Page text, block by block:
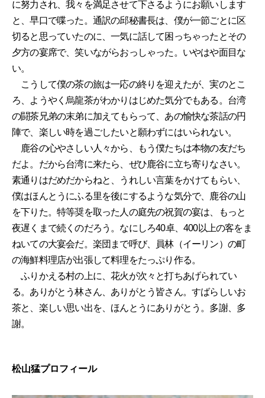
に努力され、我々を満足させて下さるようにお願いします
と、早口で喋った。通訳の邱秘書長は、僕が一節ごとに区
切ると思っていたのに、一気に話して困っちゃったとその
夕方の宴席で、笑いながらおっしゃった。いやはや面目な
い。
こうして僕の茶の旅は一応の終りを迎えたが、実のとこ
ろ、ようやく烏龍茶がわかりはじめた気分でもある。台湾
の闘茶兄弟の末弟に加えてもらって、あの愉快な茶話の円
陣で、楽しい時を過ごしたいと願わずにはいられない。
鹿谷の心やさしい人々から、もう僕たちは本物の友だち
だよ。だから台湾に来たら、ぜひ鹿谷に立ち寄りなさい。
素通りはだめだからねと、うれしい言葉をかけてもらい、
僕はほんとうにふる里を後にするような気分で、鹿谷の山
を下りた。特等奨を取った人の庭先の祝賀の宴は、もっと
夜遅くまで続くのだろう。なにしろ40卓、400以上の客をま
ねいての大宴会だ。楽団まで呼び、員林（イーリン）の町
の海鮮料理店が出張して料理をたっぷり作る。
ふりかえる村の上に、花火が次々と打ちあげられてい
る。ありがとう林さん、ありがとう皆さん。すばらしいお
茶と、楽しい思い出を、ほんとうにありがとう。多謝、多
謝。
松山猛プロフィール